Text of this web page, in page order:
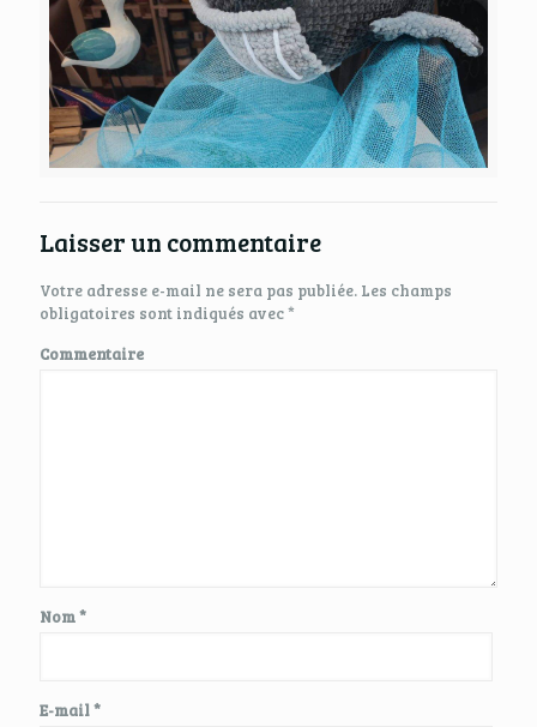
Laisser un commentaire
Votre adresse e-mail ne sera pas publiée. Les champs
obligatoires sont indiqués avec*
Commentaire
Nom*
E-mail*